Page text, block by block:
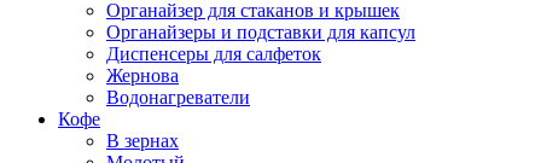
Органайзер для стаканов и крышек
Органайзеры и подставки для капсул
Диспенсеры для салфеток
Жернова
Водонагреватели
Кофе
В зернах